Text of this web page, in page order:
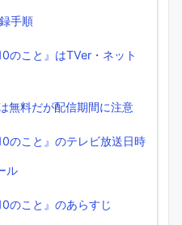
手順
のこと』はTVer・ネット
無料だが配信期間に注意
のこと』のテレビ放送日時
ル
のこと』のあらすじ